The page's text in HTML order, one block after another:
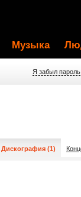
Музыка
Я забыл пароль
Дискография (1)